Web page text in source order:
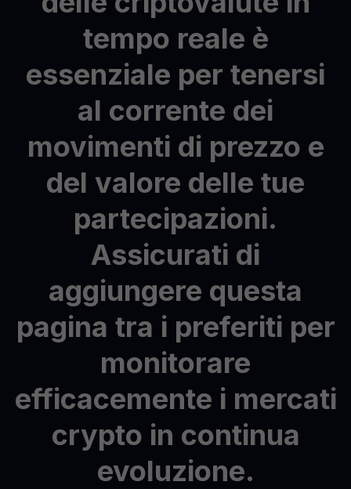
tempo reale è
essenziale per tenersi
al corrente dei
movimenti di prezzo e
del valore delle tue
partecipazioni.
Assicurati di
aggiungere questa
pagina tra i preferiti per
monitorare
efficacemente i mercati
crypto in continua
evoluzione.